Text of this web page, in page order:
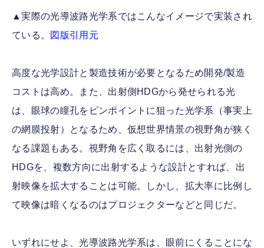
▲実際の光導波路光学系ではこんなイメージで実装され
ている。
図版引用元
高度な光学設計と製造技術が必要となるため開発/製造
コストは高め。また、出射側HDGから発せられる光
は、眼球の瞳孔をピンポイントに狙った光学系（事実上
の網膜投射）となるため、仮想世界情景の視野角が狭く
なる課題もある。視野角を広く取るには、出射光側の
HDGを、複数方向に出射するような設計とすれば、出
射映像を拡大することは可能。しかし、拡大率に比例し
て映像は暗くなるのはプロジェクターなどと同じだ。
いずれにせよ、光導波路光学系は、眼前にくることにな